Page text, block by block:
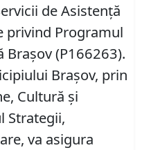
de Asistență
privind Programul
Brașov (P166263).
Braşov, prin
Cultură şi
Strategii,
va asigura